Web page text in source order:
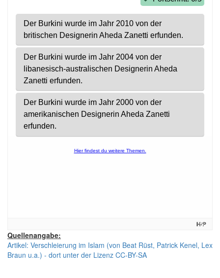
Quellenangabe:
Artikel: Verschleierung im Islam (von Beat Rüst, Patrick Kenel, Lex
Braun u.a.) - dort unter der Lizenz CC-BY-SA